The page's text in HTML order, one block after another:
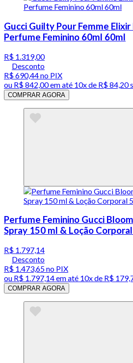
Gucci Guilty Pour Femme
Perfume Feminino 60ml 60ml
R$ 1.319,00
Desconto
R$ 690,44no PIX
ou R$ 842,00em até 10x de R$ 84,20
COMPRAR AGORA
Perfume Feminino Gucci
Spray 150 ml & Loção
R$ 1.797,14
Desconto
R$ 1.473,65no PIX
ou R$ 1.797,14em até 10x de R$
COMPRAR AGORA